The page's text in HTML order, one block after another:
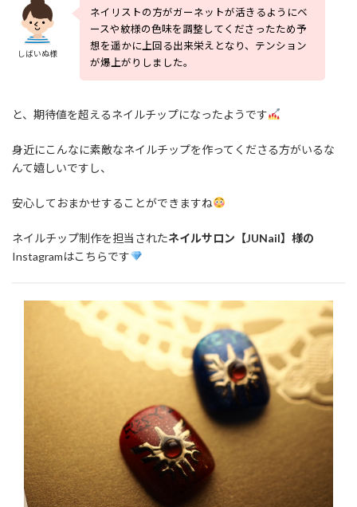
しばいぬ様
ネイリストの方がガーネットが活きるようにベ
ースや紋様の色味を調整してくださったため予
想を遥かに上回る出来栄えとなり、テンション
が爆上がりしました。
と、期待値を超えるネイルチップになったようです
身近にこんなに素敵なネイルチップを作ってくださる方がいるな
んて嬉しいですし、
安心しておまかせすることができますね
ネイルチップ制作を担当されたネイルサロン【JUNail】様の
Instagramはこちらです